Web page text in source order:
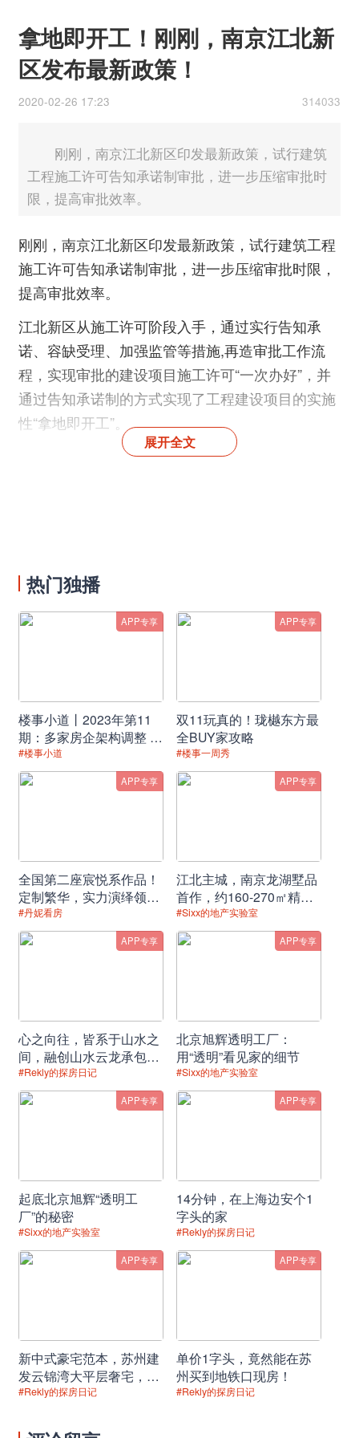
拿地即开工！刚刚，南京江北新
区发布最新政策！
2020-02-26 17:23 314033
刚刚，南京江北新区印发最新政策，试行建筑
工程施工许可告知承诺制审批，进一步压缩审批时
限，提高审批效率。
刚刚，南京江北新区印发最新政策，试行建筑工程
施工许可告知承诺制审批，进一步压缩审批时限，
提高审批效率。
江北新区从施工许可阶段入手，通过实行告知承
诺、容缺受理、加强监管等措施,再造审批工作流
程，实现审批的建设项目施工许可“一次办好”，并
通过告知承诺制的方式实现了工程建设项目的实施
性“拿地即开工”。
建筑工程施工许可试行告知承诺制审批试行期两
《方案》强调，加强事中事后监管。经核查不符合
施工许可条件、存在虚假承诺的，审批部门应采取
相应监管措施。在核查期内发生质量安全事故的，
责任编辑：南京事长
展开全文
热门独播
APP专享
楼事小道丨2023年第11
期：多家房企架构调整 人
事变动频繁
#楼事小道
APP专享
双11玩真的！珑樾东方最
全BUY家攻略
#楼事一周秀
APP专享
全国第二座宸悦系作品！
定制繁华，实力演绎领先
时代的生活范本！
#丹妮看房
APP专享
江北主城，南京龙湖墅品
首作，约160-270㎡精妆
温泉叠墅，全城竞藏！
#Sixx的地产实验室
APP专享
心之向往，皆系于山水之
间，融创山水云龙承包你
的理想生活
#Rekly的探房日记
APP专享
北京旭辉透明工厂：
用“透明”看见家的细节
#Sixx的地产实验室
APP专享
起底北京旭辉“透明工
厂”的秘密
#Sixx的地产实验室
APP专享
14分钟，在上海边安个1
字头的家
#Rekly的探房日记
APP专享
新中式豪宅范本，苏州建
发云锦湾大平层奢宅，品
位盛泽园林理想居所！
#Rekly的探房日记
APP专享
单价1字头，竟然能在苏
州买到地铁口现房！
#Rekly的探房日记